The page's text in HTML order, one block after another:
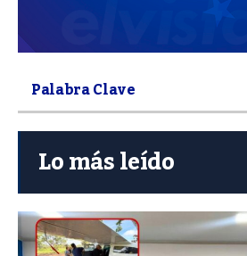
Lo más leído